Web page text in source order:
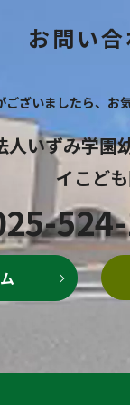
お問い
ざいましたら、 お
人いずみ学園
イこど